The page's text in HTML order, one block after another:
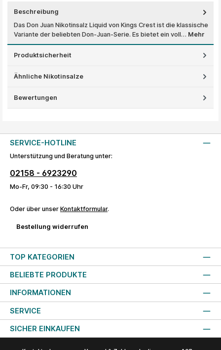
Beschreibung
Das Don Juan Nikotinsalz Liquid von Kings Crest ist die klassische
Variante der beliebten Don-Juan-Serie. Es bietet ein voll… Mehr
Produktsicherheit
Ähnliche Nikotinsalze
Bewertungen
SERVICE-HOTLINE
Unterstützung und Beratung unter:
02158 - 6923290
Mo-Fr, 09:30 - 16:30 Uhr
Oder über unser Kontaktformular.
Bestellung widerrufen
TOP KATEGORIEN
BELIEBTE PRODUKTE
INFORMATIONEN
SERVICE
SICHER EINKAUFEN